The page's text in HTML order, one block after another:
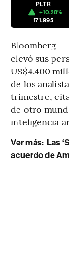
PLTR
+10.28%
171.995
Bloomberg —
elevó sus
US$4.400
de los
trimestre,
de otro
inteligencia
Ver más: Las
acuerdo de